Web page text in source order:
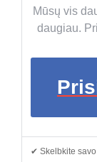
Mūsų vis
daugiau.
✔ Skelbkite